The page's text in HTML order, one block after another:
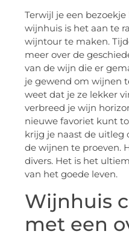
Terwijl je een
wijnhuis is het aan te
wijntour te maken.
meer over de
van de wijn die er
je gewend om wijnen
weet dat je ze lekker
verbreed je wijn
nieuwe favoriet kunt
krijg je naast de uitleg
de wijnen te proeven.
divers. Het is het
van het goede leven.
Wijnhuis
met een